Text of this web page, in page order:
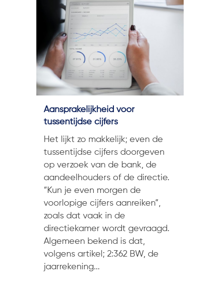
Aansprakelijkheid voor
tussentijdse cijfers
Het lijkt zo makkelijk; even de
tussentijdse cijfers doorgeven
op verzoek van de bank, de
aandeelhouders of de directie.
“Kun je even morgen de
voorlopige cijfers aanreiken”,
zoals dat vaak in de
directiekamer wordt gevraagd.
Algemeen bekend is dat,
volgens artikel; 2:362 BW, de
jaarrekening...